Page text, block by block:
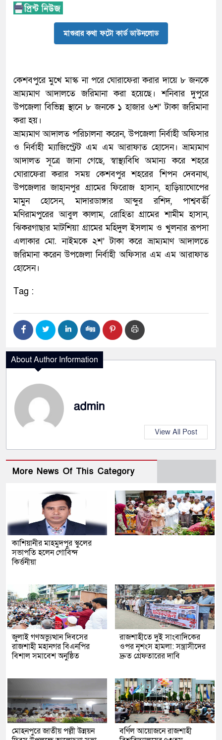
মাগুরার কথা ফটো কার্ড ডাউনলোড
কেশবপুরে মুখে মাস্ক না পরে ঘোরাফেরা করার দায়ে ৮ জনকে
ভ্রাম্যমাণ আদালতে জরিমানা করা হয়েছে। শনিবার দুপুরে
উপজেলা বিভিন্ন স্থানে ৮ জনকে ১ হাজার ৬শ’ টাকা জরিমানা
করা হয়।
ভ্রাম্যমাণ আদালত পরিচালনা করেন, উপজেলা নির্বাহী অফিসার
ও নির্বাহী ম্যাজিস্ট্রেট এম এম আরাফাত হোসেন। ভ্রাম্যমাণ
আদালত সূত্রে জানা গেছে, স্বাস্থ্যবিধি অমান্য করে শহরে
ঘোরাফেরা করার সময় কেশবপুর শহরের শিপন দেবনাথ,
উপজেলার জাহানপুর গ্রামের ফিরোজ হাসান, হাড়িয়াঘোপের
মামুন হোসেন, মাদারডাঙ্গার আব্দুর রশিদ, পাশ্ববর্তী
মণিরামপুরের আবুল কালাম, রোহিতা গ্রামের শামীম হাসান,
ঝিকরগাছার মাটশিয়া গ্রামের মহিদুল ইসলাম ও খুলনার রূপসা
এলাকার মো. নাইমকে ২শ’ টাকা করে ভ্রাম্যমাণ আদালতে
জরিমানা করেন উপজেলা নির্বাহী অফিসার এম এম আরাফাত
হোসেন।
Tag :
About Author Information
admin
View All Post
More News Of This Category
কাশিয়ানীর মাহমুদপুর স্কুলের
সভাপতি হলেন গোবিন্দ
কির্ত্তনীয়া
জুলাই গণঅভ্যুত্থান দিবসের
রাজশাহী মহানগর বিএনপির
বিশাল সমাবেশ অনুষ্ঠিত
রাজশাহীতে দুই সাংবাদিকের
ওপর নৃশংস হামলা: সন্ত্রাসীদের
দ্রুত গ্রেফতারের দাবি
মোহনপুরে জাতীয় পল্লী উন্নয়ন
বর্ণিল আয়োজনে রাজশাহী